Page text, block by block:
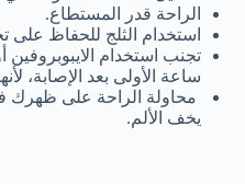
الراحة قدر المستطاع.
استخدام الثلج للحفاظ
ساعة الأولى بعد الإصابة،
محاولة الراحة على ظهرك
يخف الألم.